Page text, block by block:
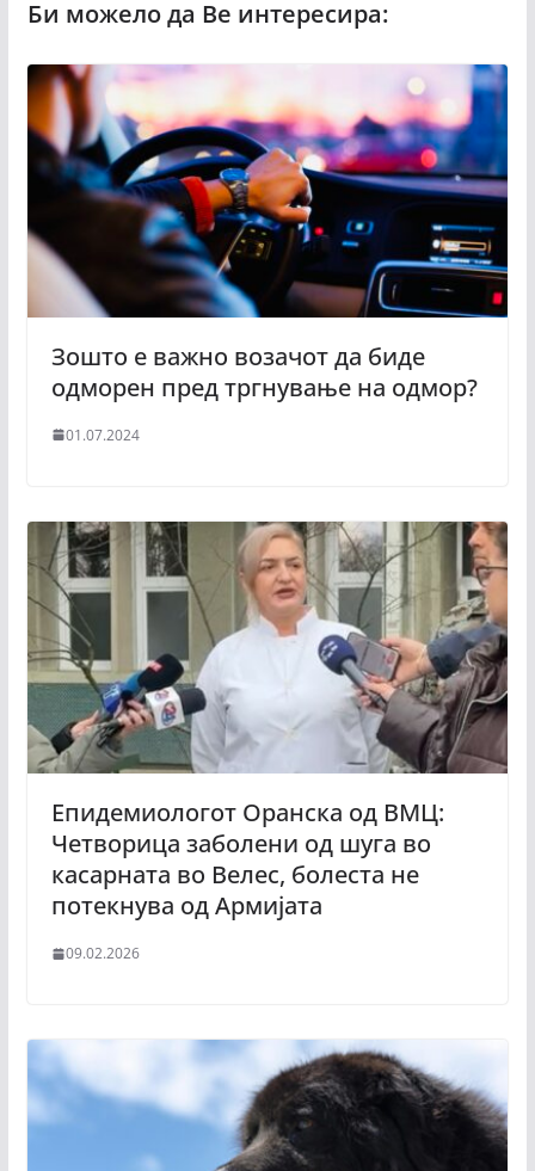
Зошто е важно возачот да биде
одморен пред тргнување на одмор?
01.07.2024
Епидемиологот Оранска од ВМЦ:
Четворица заболени од шуга во
касарната во Велес, болеста не
потекнува од Армијата
09.02.2026